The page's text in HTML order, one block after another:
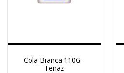
Cola Branca 110G -
Tenaz